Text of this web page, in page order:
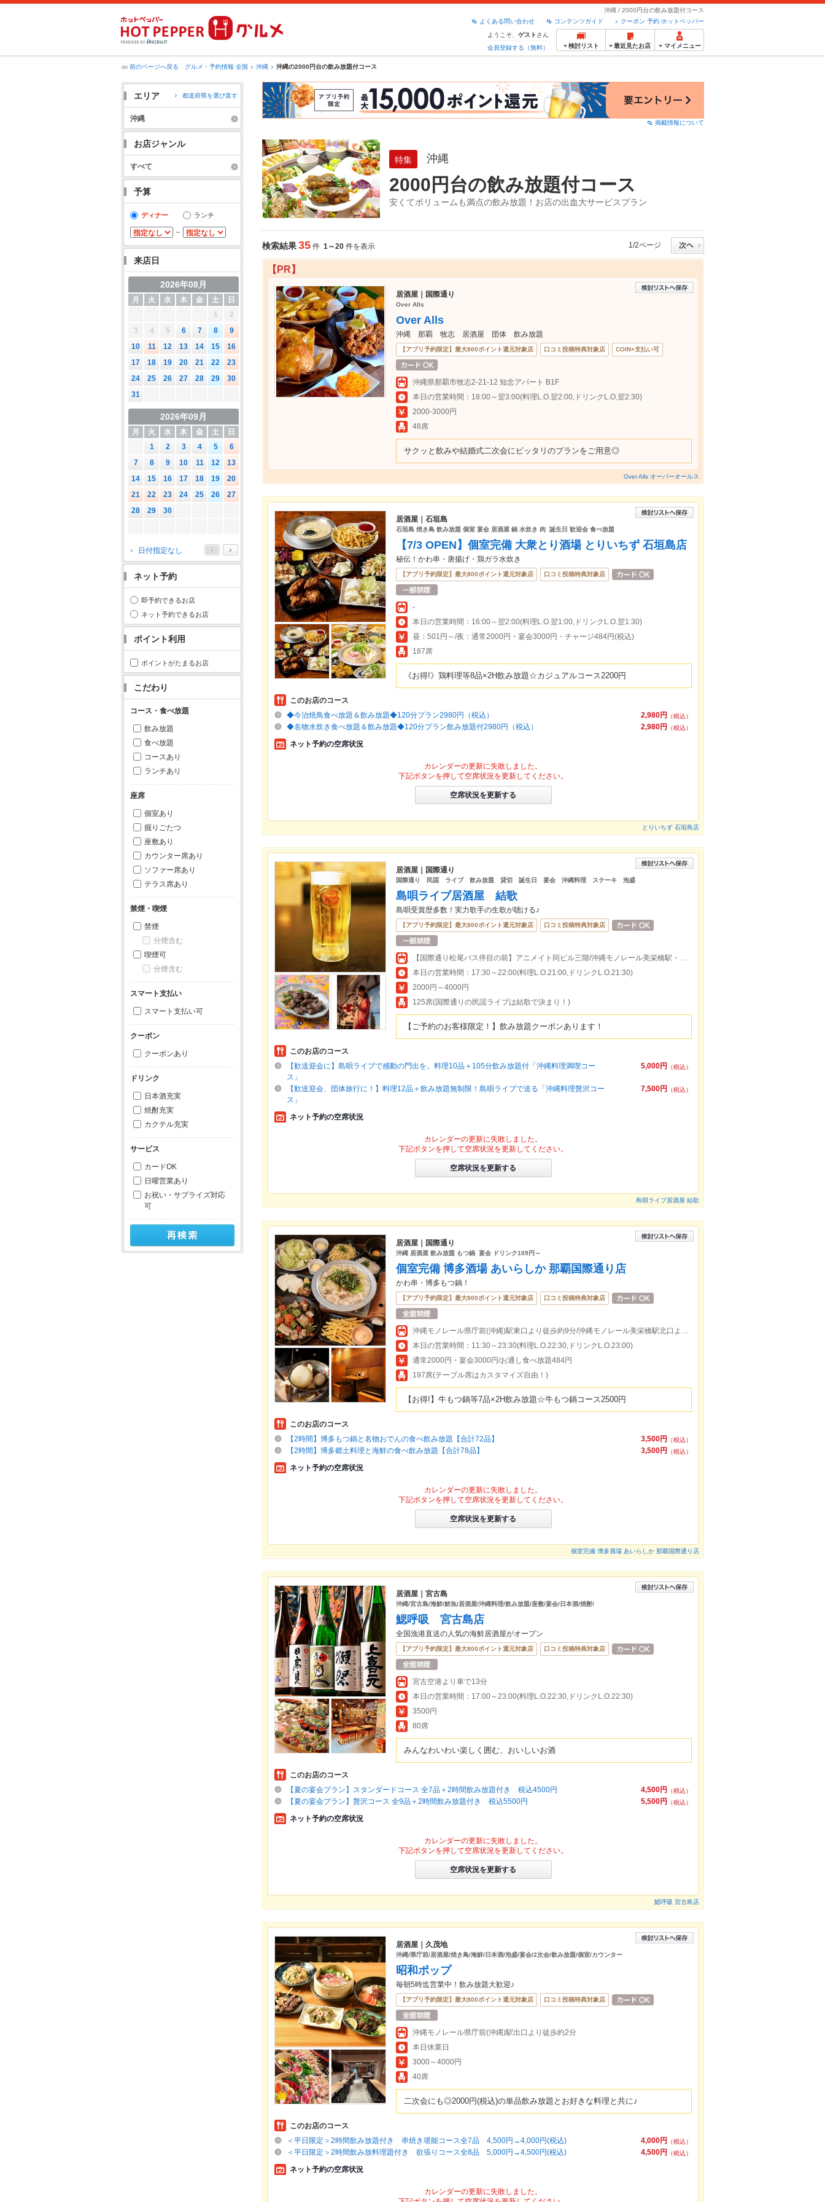
沖縄 / 2000円台の飲み放題付コース
クーポン 予約 ホットペッパー
コンテンツガイド
よくある問い合わせ
ようこそ、 ゲスト さん
会員登録する（無料）
検討リスト 最近見たお店 マイメニュー
前のページへ戻る グルメ・予約情報 全国 沖縄 沖縄の2000円台の飲み放題付コース
エリア 都道府県を選び直す
沖縄
お店ジャンル
すべて
予算
ディナー ランチ
～
来店日
2026年08月
月 火 水 木 金 土
日
1
2
3
4 5 6 7 8
9
10
11 12 13 14 15
16
17
18 19 20 21 22
23
24
25 26 27 28 29
30
31
2026年09月
月 火 水 木 金 土
日
1
2 3 4 5
6
7
8 9 10 11 12
13
14
15 16 17 18 19
20
21
22 23 24 25 26
27
28
29 30
2026年10月
月 火 水 木 金 土
日
5
12
14 15 16
19
20 21 22 23 24
25
26
27 28 29
日付指定なし
ネット予約
即予約できるお店
ネット予約できるお店
ポイント利用
ポイントがたまるお店
こだわり
コース・食べ放題
飲み放題
食べ放題
コースあり
ランチあり
座席
個室あり
掘りごたつ
座敷あり
カウンター席あり
ソファー席あり
テラス席あり
禁煙・喫煙
禁煙
分煙含む
喫煙可
分煙含む
スマート支払い
スマート支払い可
クーポン
クーポンあり
ドリンク
日本酒充実
焼酎充実
カクテル充実
サービス
カードOK
日曜営業あり
お祝い・サプライズ対応
可
掲載情報について
特集 沖縄
2000円台の飲み放題付コース
安くてボリュームも満点の飲み放題！お店の出血大サービスプラン
検索結果35 件 1～20 件を表示 1/2ページ
【PR】
居酒屋｜国際通り
Over Alls
Over Alls
沖縄 那覇 牧志 居酒屋 団体 飲み放題
【アプリ予約限定】最大800ポイント還元対象店 口コミ投稿特典対象店 COIN+支払い可
沖縄県那覇市牧志2-21-12 知念アパート B1F
本日の営業時間：18:00～翌3:00(料理L.O.翌2:00,ドリンクL.O.翌2:30)
2000-3000円
48席
サクッと飲みや結婚式二次会にピッタリのプランをご用意◎
Over Alls オーバーオールス
居酒屋｜石垣島
石垣島 焼き鳥 飲み放題 個室 宴会 居酒屋 鍋 水炊き 肉 誕生日 歓迎会 食べ放題
【7/3 OPEN】個室完備 大衆とり酒場 とりいちず 石垣島店
秘伝！かわ串・唐揚げ・鶏ガラ水炊き
【アプリ予約限定】最大800ポイント還元対象店 口コミ投稿特典対象店
-
本日の営業時間：16:00～翌2:00(料理L.O.翌1:00,ドリンクL.O.翌1:30)
昼：501円～/夜：通常2000円・宴会3000円・チャージ484円(税込)
187席
《お得!》鶏料理等8品×2H飲み放題☆カジュアルコース2200円
このお店のコース
2,980円
（税込）
◆今治焼鳥食べ放題＆飲み放題◆120分プラン2980円（税込）
2,980円
（税込）
◆名物水炊き食べ放題＆飲み放題◆120分プラン飲み放題付2980円（税込）
ネット予約の空席状況
カレンダーの更新に失敗しました。
下記ボタンを押して空席状況を更新してください。
空席状況を更新する
とりいちず 石垣島店
居酒屋｜国際通り
国際通り 民謡 ライブ 飲み放題 貸切 誕生日 宴会 沖縄料理 ステーキ 泡盛
島唄ライブ居酒屋 結歌
島唄受賞歴多数！実力歌手の生歌が聴ける♪
【アプリ予約限定】最大800ポイント還元対象店 口コミ投稿特典対象店
【国際通り松尾バス停目の前】アニメイト同ビル三階/沖縄モノレール美栄橋駅・県庁前駅徒歩10分 牧志駅徒歩12分
本日の営業時間：17:30～22:00(料理L.O.21:00,ドリンクL.O.21:30)
2000円～4000円
125席(国際通りの民謡ライブは結歌で決まり！)
【ご予約のお客様限定！】飲み放題クーポンあります！
このお店のコース
5,000円
（税込）
【歓送迎会に】島唄ライブで感動の門出を。料理10品＋105分飲み放題付「沖縄料理満喫コー
ス」
7,500円
（税込）
【歓送迎会、団体旅行に！】料理12品＋飲み放題無制限！島唄ライブで送る「沖縄料理贅沢コー
ス」
ネット予約の空席状況
カレンダーの更新に失敗しました。
下記ボタンを押して空席状況を更新してください。
空席状況を更新する
島唄ライブ居酒屋 結歌
居酒屋｜国際通り
沖縄 居酒屋 飲み放題 もつ鍋 宴会 ドリンク109円～
個室完備 博多酒場 あいらしか 那覇国際通り店
かわ串・博多もつ鍋！
【アプリ予約限定】最大800ポイント還元対象店 口コミ投稿特典対象店
沖縄モノレール県庁前(沖縄)駅東口より徒歩約9分/沖縄モノレール美栄橋駅北口より徒歩約12分
本日の営業時間：11:30～23:30(料理L.O.22:30,ドリンクL.O.23:00)
通常2000円・宴会3000円/お通し食べ放題484円
197席(テーブル席はカスタマイズ自由！)
【お得!】牛もつ鍋等7品×2H飲み放題☆牛もつ鍋コース2500円
このお店のコース
3,500円
（税込）
【2時間】博多もつ鍋と名物おでんの食べ飲み放題【合計72品】
3,500円
（税込）
【2時間】博多郷土料理と海鮮の食べ飲み放題【合計78品】
ネット予約の空席状況
カレンダーの更新に失敗しました。
下記ボタンを押して空席状況を更新してください。
空席状況を更新する
個室完備 博多酒場 あいらしか 那覇国際通り店
居酒屋｜宮古島
沖縄/宮古島/海鮮/鮮魚/居酒屋/沖縄料理/飲み放題/座敷/宴会/日本酒/焼酎/
鰓呼吸 宮古島店
全国漁港直送の人気の海鮮居酒屋がオープン
【アプリ予約限定】最大800ポイント還元対象店 口コミ投稿特典対象店
宮古空港より車で13分
本日の営業時間：17:00～23:00(料理L.O.22:30,ドリンクL.O.22:30)
3500円
80席
みんなわいわい楽しく囲む、おいしいお酒
このお店のコース
4,500円
（税込）
【夏の宴会プラン】スタンダードコース 全7品＋2時間飲み放題付き 税込4500円
5,500円
（税込）
【夏の宴会プラン】贅沢コース 全9品＋2時間飲み放題付き 税込5500円
ネット予約の空席状況
カレンダーの更新に失敗しました。
下記ボタンを押して空席状況を更新してください。
空席状況を更新する
鰓呼吸 宮古島店
居酒屋｜久茂地
沖縄/県庁前/居酒屋/焼き鳥/海鮮/日本酒/泡盛/宴会/2次会/飲み放題/個室/カウンター
昭和ポップ
毎朝5時迄営業中！飲み放題大歓迎♪
【アプリ予約限定】最大800ポイント還元対象店 口コミ投稿特典対象店
沖縄モノレール県庁前(沖縄)駅出口より徒歩約2分
本日休業日
3000～4000円
40席
二次会にも◎2000円(税込)の単品飲み放題とお好きな料理と共に♪
このお店のコース
4,000円
（税込）
＜平日限定＞2時間飲み放題付き 串焼き堪能コース全7品 4,500円→4,000円(税込)
4,500円
（税込）
＜平日限定＞2時間飲み放料理題付き 欲張りコース全8品 5,000円→4,500円(税込)
ネット予約の空席状況
カレンダーの更新に失敗しました。